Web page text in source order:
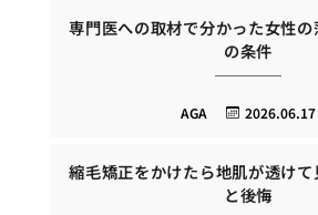
専門医への取材で分かった女性
の条件
2026.06.17
AGA
縮毛矯正をかけたら地肌が透け
と後悔